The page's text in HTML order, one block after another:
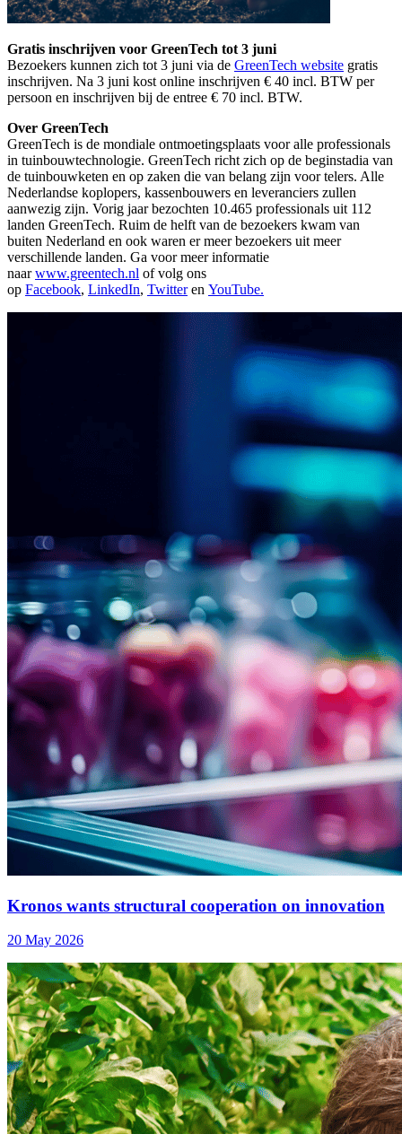
Gratis inschrijven voor GreenTech tot 3 juni
Bezoekers kunnen zich tot 3 juni via de GreenTech website gratis
inschrijven. Na 3 juni kost online inschrijven € 40 incl. BTW per
persoon en inschrijven bij de entree € 70 incl. BTW.
Over GreenTech
GreenTech is de mondiale ontmoetingsplaats voor alle professionals
in tuinbouwtechnologie. GreenTech richt zich op de beginstadia van
de tuinbouwketen en op zaken die van belang zijn voor telers. Alle
Nederlandse koplopers, kassenbouwers en leveranciers zullen
aanwezig zijn. Vorig jaar bezochten 10.465 professionals uit 112
landen GreenTech. Ruim de helft van de bezoekers kwam van
buiten Nederland en ook waren er meer bezoekers uit meer
verschillende landen. Ga voor meer informatie
naarwww.greentech.nl of volg ons
op Facebook, LinkedIn, Twitteren YouTube.
Kronos wants structural cooperation on innovation
20 May 2026